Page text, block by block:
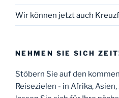
Wir können jetzt auch
NEHMEN SIE SICH
Stöbern Sie auf den
Reisezielen - in Afrika,